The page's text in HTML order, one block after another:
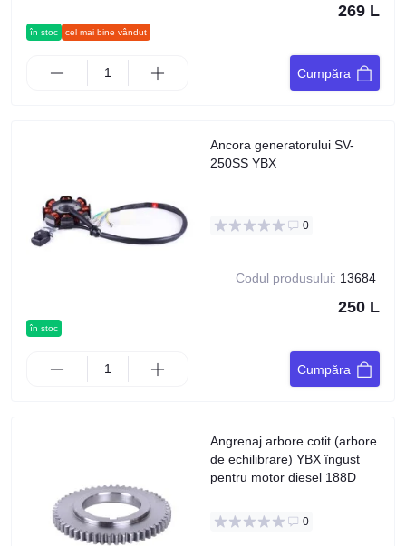
în stoc cel mai bine vândut
269 L
Cumpăra
în stoc
Ancora generatorului SV-
250SS YBX
0
Codul produsului: 13684
250 L
Cumpăra
Angrenaj arbore cotit (arbore
de echilibrare) YBX îngust
pentru motor diesel 188D
0